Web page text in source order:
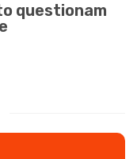
questionam